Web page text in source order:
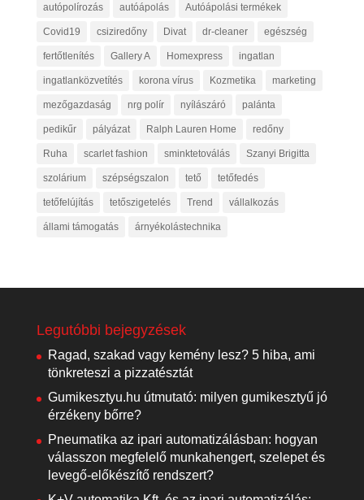
autópolírozás autóápolás Autóápolási termékek
Covid19 csiziredőny Divat dr-cleaner egészség
fertőtlenítés Gallery A Homexpress ingatlan
ingatlanközvetítés korona vírus Kozmetika marketing
mezőgazdaság nrg polír nyílászáró palánta
pedikűr pályázat Ralph Lauren Home redőny
Ruha scarlet fashion sminktetoválás Szanyi Brigitta
szolárium szépségszalon tető tetőfedés
tetőfelújítás tetőszigetelés Trend vállalkozás
állami támogatás árnyékolástechnika
Legutóbbi bejegyzések
Ragad, szakad vagy kemény lesz? 5 hiba, ami
tönkreteszi a pizzatésztát
Gumikesztyu.hu útmutató: milyen gumikesztyű jó
érzékeny bőrre?
Pneumatika az ipari automatizálásban: hogyan
válasszon megfelelő munkahengert, szelepet és
levegő-előkészítő rendszert?